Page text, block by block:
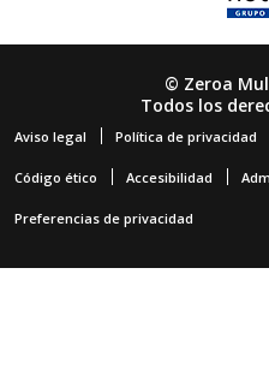
© Zeroa
Todos los
Aviso legal Política de privacidad
Código ético Accesibilidad
Preferencias de privacidad